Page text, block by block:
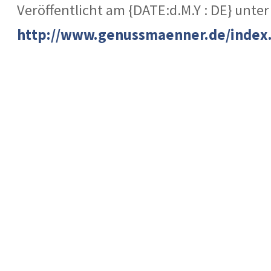
Veröffentlicht am {DATE:d.M.Y : DE}
http://www.genussmaenner.de/